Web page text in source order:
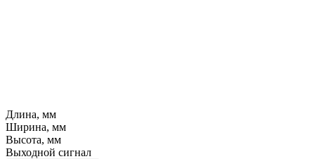
Длина, мм
Ширина, мм
Высота, мм
Выходной сигнал